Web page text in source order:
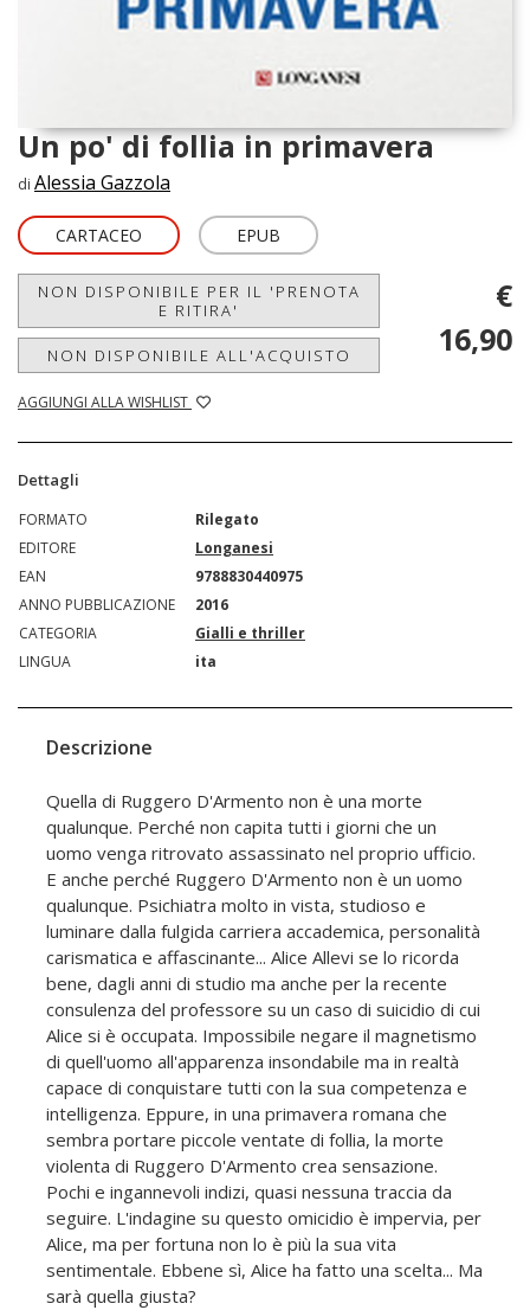
Un po' di follia in primavera
di Alessia Gazzola
CARTACEO EPUB
NON DISPONIBILE PER IL 'PRENOTA
E RITIRA'
NON DISPONIBILE ALL'ACQUISTO
AGGIUNGI ALLA WISHLIST
€
16,90
Dettagli
FORMATO
Rilegato
EDITORE
Longanesi
EAN
9788830440975
ANNO PUBBLICAZIONE
2016
CATEGORIA
Gialli e thriller
LINGUA
ita
Descrizione
Quella di Ruggero D'Armento non è una morte
qualunque. Perché non capita tutti i giorni che un
uomo venga ritrovato assassinato nel proprio ufficio.
E anche perché Ruggero D'Armento non è un uomo
qualunque. Psichiatra molto in vista, studioso e
luminare dalla fulgida carriera accademica, personalità
carismatica e affascinante... Alice Allevi se lo ricorda
bene, dagli anni di studio ma anche per la recente
consulenza del professore su un caso di suicidio di cui
Alice si è occupata. Impossibile negare il magnetismo
di quell'uomo all'apparenza insondabile ma in realtà
capace di conquistare tutti con la sua competenza e
intelligenza. Eppure, in una primavera romana che
sembra portare piccole ventate di follia, la morte
violenta di Ruggero D'Armento crea sensazione.
Pochi e ingannevoli indizi, quasi nessuna traccia da
seguire. L'indagine su questo omicidio è impervia, per
Alice, ma per fortuna non lo è più la sua vita
sentimentale. Ebbene sì, Alice ha fatto una scelta... Ma
sarà quella giusta?